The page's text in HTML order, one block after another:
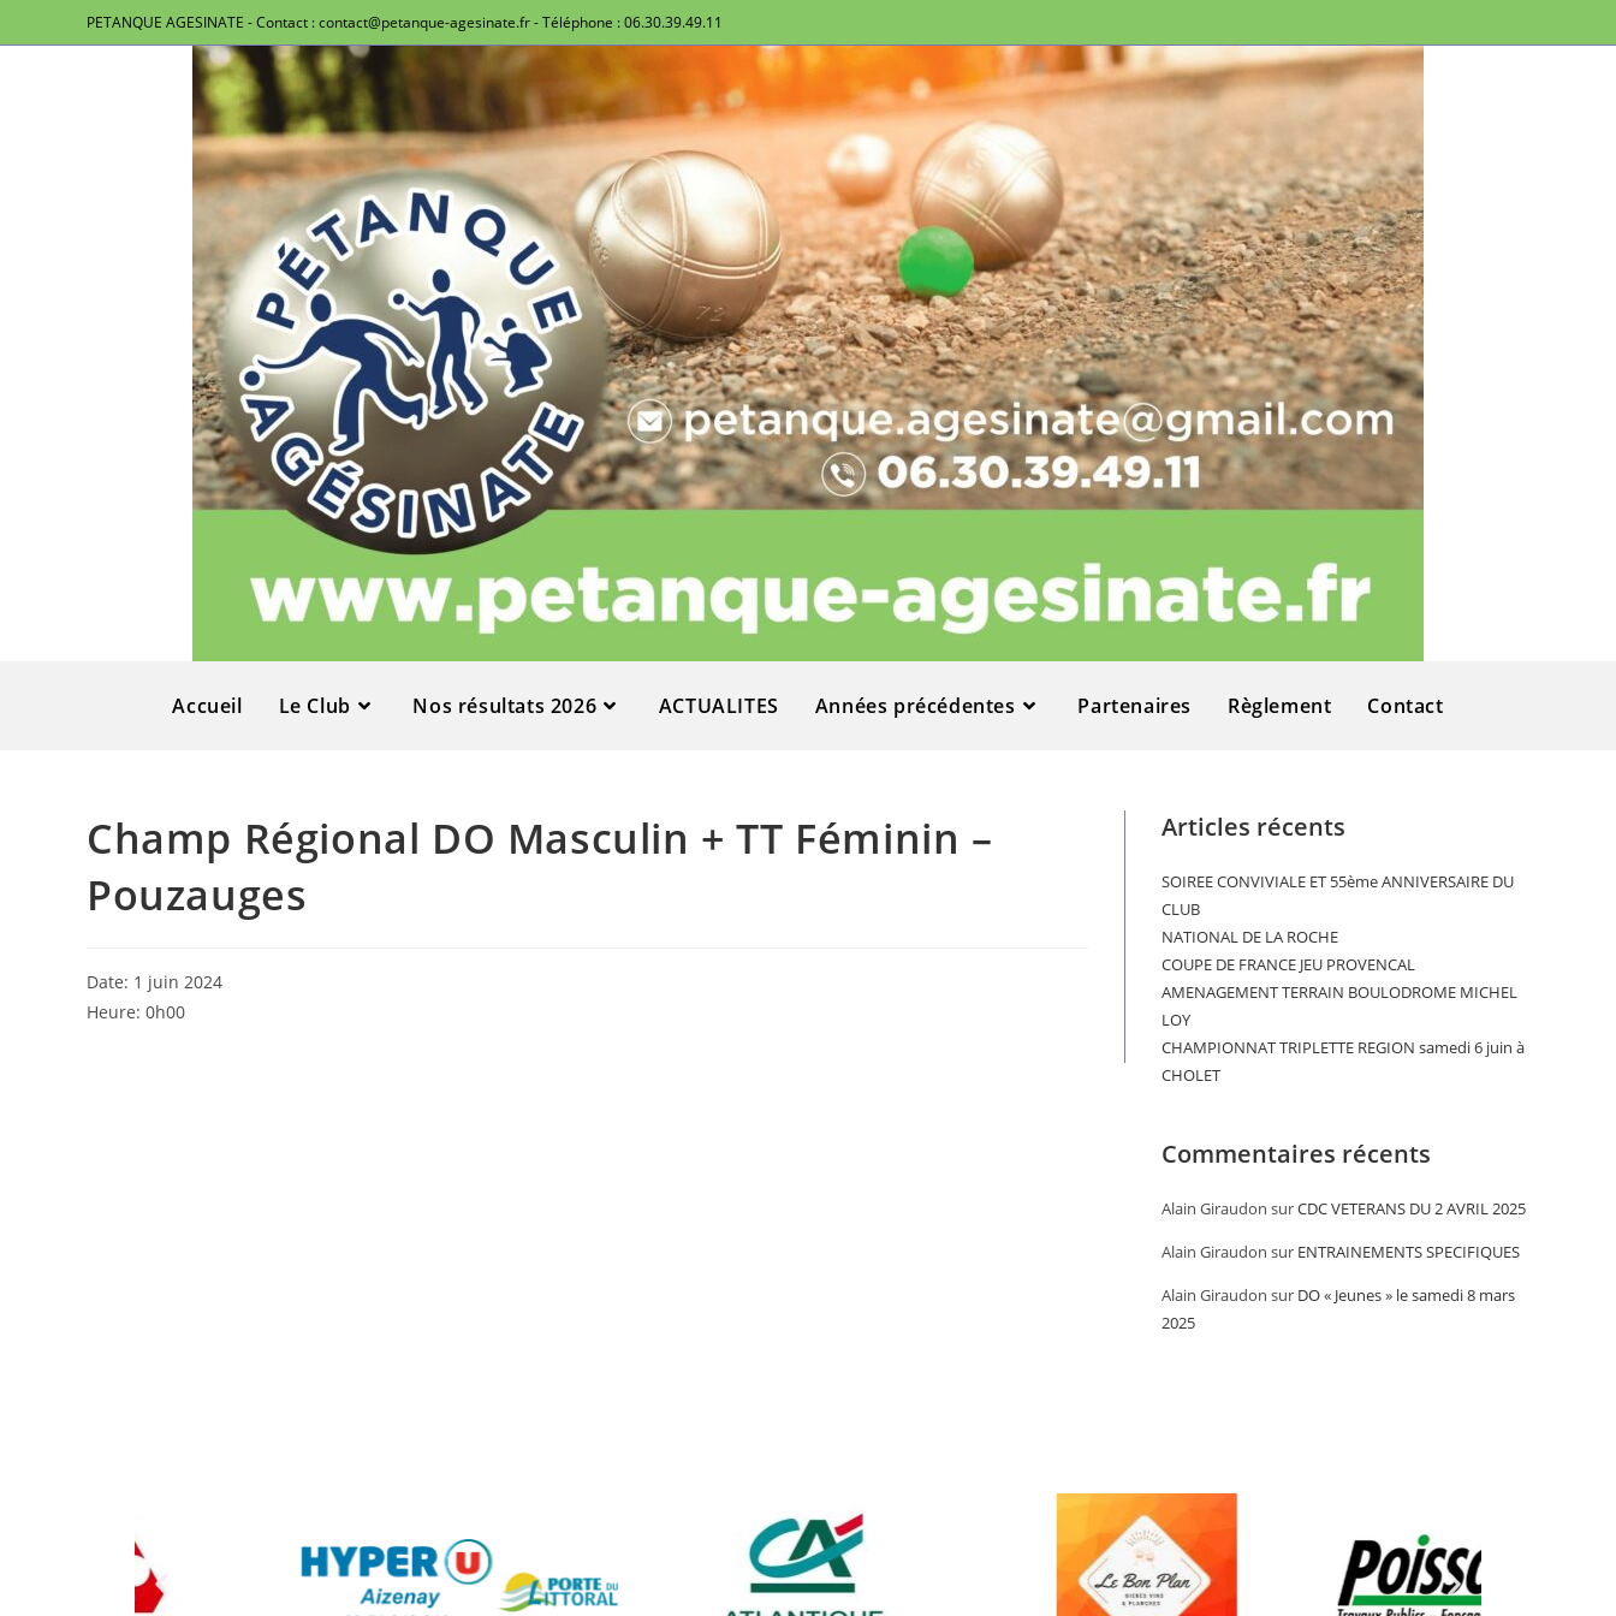
PETANQUE AGESINATE - Contact : contact@petanque-agesinate.fr - Téléphone : 06.30.39.49.11
Accueil Le Club Nos résultats 2026 ACTUALITES Années précédentes Partenaires Règlement Contact
Champ Régional DO Masculin + TT Féminin –
Pouzauges
Date: 1 juin 2024
Heure: 0h00
Articles récents
SOIREE CONVIVIALE ET 55ème ANNIVERSAIRE DU
CLUB
NATIONAL DE LA ROCHE
COUPE DE FRANCE JEU PROVENCAL
AMENAGEMENT TERRAIN BOULODROME MICHEL
LOY
CHAMPIONNAT TRIPLETTE REGION samedi 6 juin à
CHOLET
Commentaires récents
Alain Giraudon surCDC VETERANS DU 2 AVRIL 2025
Alain Giraudon sur ENTRAINEMENTS SPECIFIQUES
Alain Giraudon sur DO « Jeunes » le samedi 8 mars
2025